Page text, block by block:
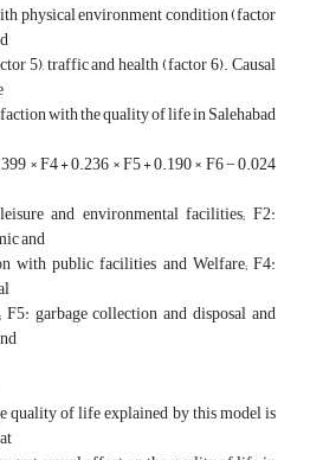
physical environment condition (factor
5), traffic and health (factor 6). Causal
with the quality of life in Salehabad
× F4 + 0.236 × F5 + 0.190 × F6 − 0.024
and environmental facilities; F2:
and
with public facilities and Welfare; F4:
garbage collection and disposal and
quality of life explained by this model is